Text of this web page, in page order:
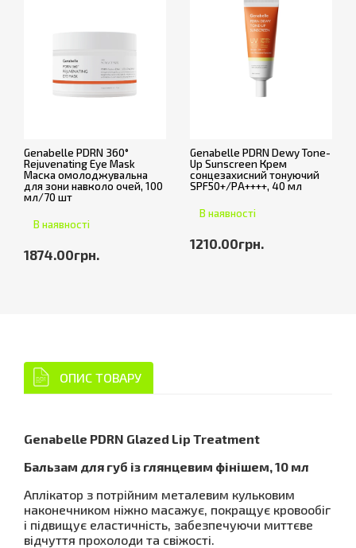
Genabelle PDRN 360°
Rejuvenating Eye Mask
Маска омолоджувальна
для зони навколо очей, 100
мл/70 шт
В наявності
1874.00грн.
Genabelle PDRN Dewy Tone-
Up Sunscreen Крем
сонцезахисний тонуючий
SPF50+/PA++++, 40 мл
В наявності
1210.00грн.
ОПИС ТОВАРУ
Genabelle PDRN Glazed Lip Treatment
Бальзам для губ із глянцевим фінішем, 10 мл
Аплікатор з потрійним металевим кульковим
наконечником ніжно масажує, покращує кровообіг
і підвищує еластичність, забезпечуючи миттєве
відчуття прохолоди та свіжості.